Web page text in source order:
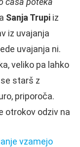
Sanja Trupi iz
iz uvajanja
uvajanja ni.
veliko pa lahko
starš z
priporoča.
otrokov odziv na
vzamejo